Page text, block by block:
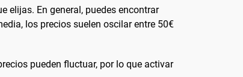
elijas. En general, puedes encontrar
los precios suelen oscilar entre 50€
pueden fluctuar, por lo que activar